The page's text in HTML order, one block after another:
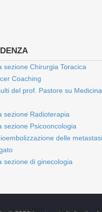
sezione Chirurgia Toracica
Coaching
del prof. Pastore su Medicina
sezione Radioterapia
sezione Psicooncologia
delle metastasi
sezione di ginecologia